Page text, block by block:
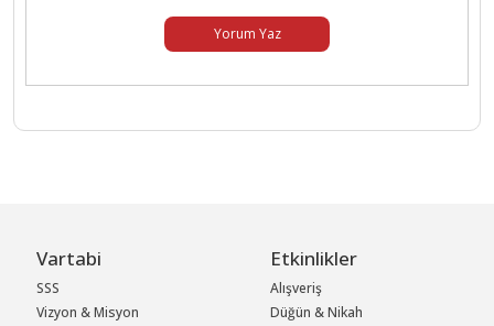
Yorum Yaz
Vartabi
SSS
Vizyon & Misyon
Etkinlikler
Alışveriş
Düğün & Nikah